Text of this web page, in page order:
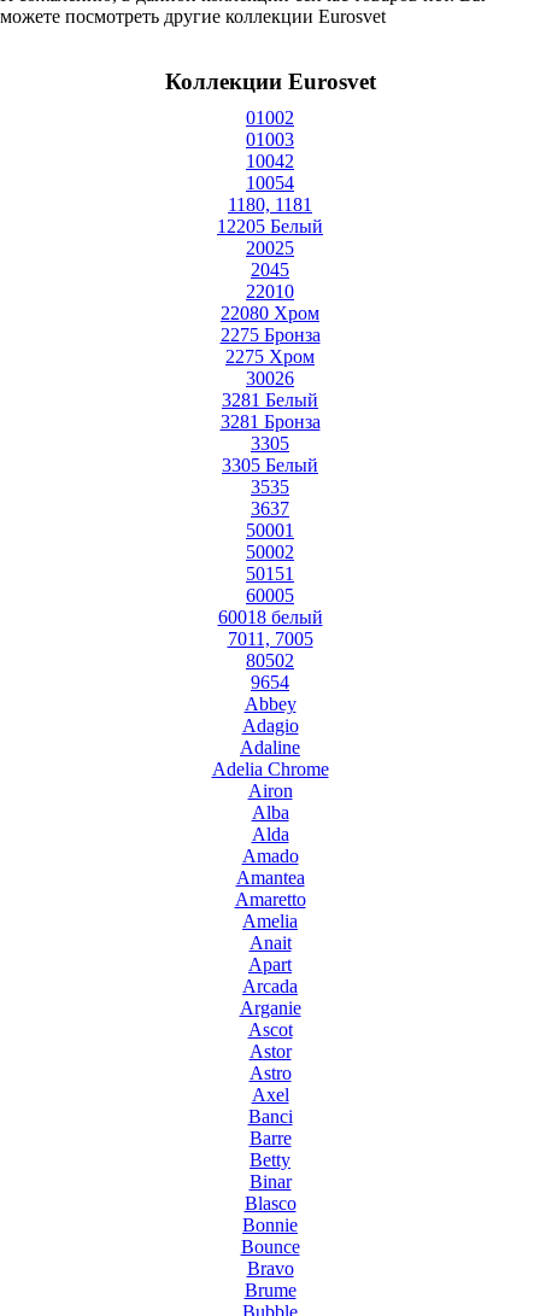
можете посмотреть другие коллекции Eurosvet
Коллекции Eurosvet
01002
01003
10042
10054
1180, 1181
12205 Белый
20025
2045
22010
22080 Хром
2275 Бронза
2275 Хром
30026
3281 Белый
3281 Бронза
3305
3305 Белый
3535
3637
50001
50002
50151
60005
60018 белый
7011, 7005
80502
9654
Abbey
Adagio
Adaline
Adelia Chrome
Airon
Alba
Alda
Amado
Amantea
Amaretto
Amelia
Anait
Apart
Arcada
Arganie
Ascot
Astor
Astro
Axel
Banci
Barre
Betty
Binar
Blasco
Bonnie
Bounce
Bravo
Brume
Bubble